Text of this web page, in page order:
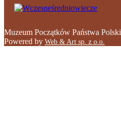
Muzeum Początków Państwa
Powered by Web & Art sp. z o.o.